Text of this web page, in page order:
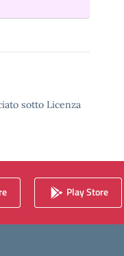
sotto Licenza
Play Store